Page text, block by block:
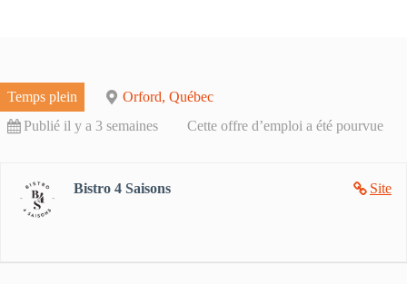
Temps plein
Orford, Québec
Publié il y a 3 semaines
Cette offre d’emploi a été pourvue
Site
Bistro 4 Saisons